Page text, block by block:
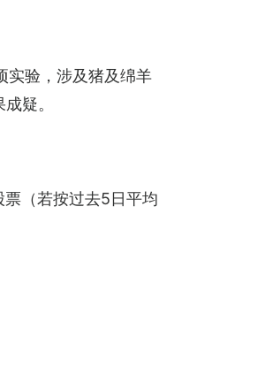
实验，涉及猪及绵羊
疑。
（若按过去5日平均